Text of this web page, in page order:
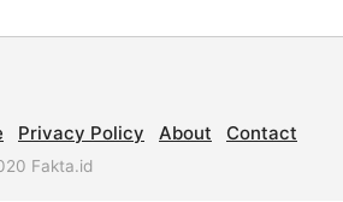
Privacy Policy About Contact
Fakta.id